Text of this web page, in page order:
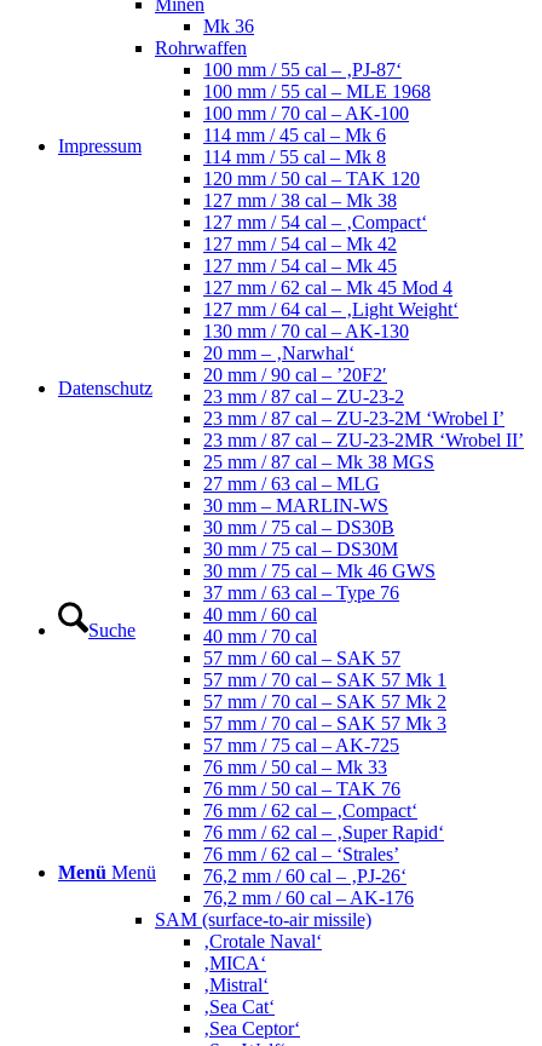
Impressum
Datenschutz
Suche
Menü Menü
Minen
Mk 36
Rohrwaffen
100 mm / 55 cal – ‚PJ-87‘
100 mm / 55 cal – MLE 1968
100 mm / 70 cal – AK-100
114 mm / 45 cal – Mk 6
114 mm / 55 cal – Mk 8
120 mm / 50 cal – TAK 120
127 mm / 38 cal – Mk 38
127 mm / 54 cal – ‚Compact‘
127 mm / 54 cal – Mk 42
127 mm / 54 cal – Mk 45
127 mm / 62 cal – Mk 45 Mod 4
127 mm / 64 cal – ‚Light Weight‘
130 mm / 70 cal – AK-130
20 mm – ‚Narwhal‘
20 mm / 90 cal – ’20F2′
23 mm / 87 cal – ZU-23-2
23 mm / 87 cal – ZU-23-2M ‘Wrobel I’
23 mm / 87 cal – ZU-23-2MR ‘Wrobel II’
25 mm / 87 cal – Mk 38 MGS
27 mm / 63 cal – MLG
30 mm – MARLIN-WS
30 mm / 75 cal – DS30B
30 mm / 75 cal – DS30M
30 mm / 75 cal – Mk 46 GWS
37 mm / 63 cal – Type 76
40 mm / 60 cal
40 mm / 70 cal
57 mm / 60 cal – SAK 57
57 mm / 70 cal – SAK 57 Mk 1
57 mm / 70 cal – SAK 57 Mk 2
57 mm / 70 cal – SAK 57 Mk 3
57 mm / 75 cal – AK-725
76 mm / 50 cal – Mk 33
76 mm / 50 cal – TAK 76
76 mm / 62 cal – ‚Compact‘
76 mm / 62 cal – ‚Super Rapid‘
76 mm / 62 cal – ‘Strales’
76,2 mm / 60 cal – ‚PJ-26‘
76,2 mm / 60 cal – AK-176
SAM (surface-to-air missile)
‚Crotale Naval‘
‚MICA‘
‚Mistral‘
‚Sea Cat‘
‚Sea Ceptor‘